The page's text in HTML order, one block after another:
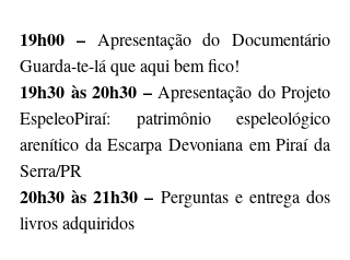
19h00 – Apresentação do Documentário
Guarda-te-lá que aqui bem fico!
19h30 às 20h30 – Apresentação do Projeto
EspeleoPiraí: patrimônio espeleológico
arenítico da Escarpa Devoniana em Piraí da
Serra/PR
20h30 às 21h30 – Perguntas e entrega dos
livros adquiridos